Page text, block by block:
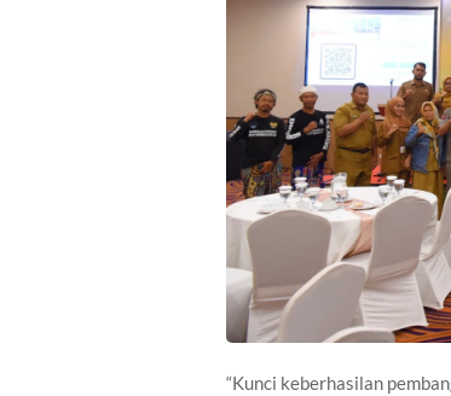
“Kunci keberhasilan